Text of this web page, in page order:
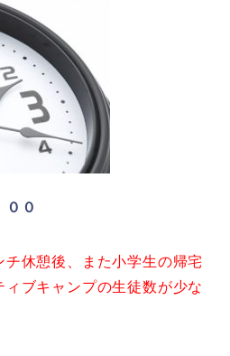
００
チ休憩後、また小学生の帰宅
ブキャンプの生徒数が少な